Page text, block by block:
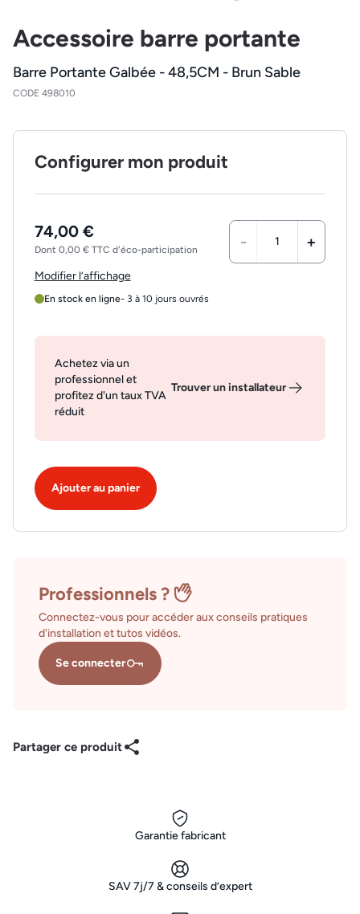
Accessoire barre portante
Barre Portante Galbée - 48,5CM - Brun Sable
CODE 498010
Configurer mon produit
74,00 €
Dont 0,00 € TTC d'éco-participation - +
Modifier l’affichage
En stock en ligne- 3 à 10 jours ouvrés
Achetez via un
professionnel et
profitez d'un taux TVA
réduit
Trouver un installateur
Ajouter au panier
Professionnels ?
Connectez-vous pour accéder aux conseils pratiques
d'installation et tutos vidéos.
Se connecter
Partager ce produit
Garantie fabricant
SAV 7j/7 & conseils d’expert